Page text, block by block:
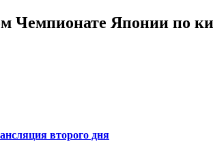
Чемпионате Японии по
второго дня